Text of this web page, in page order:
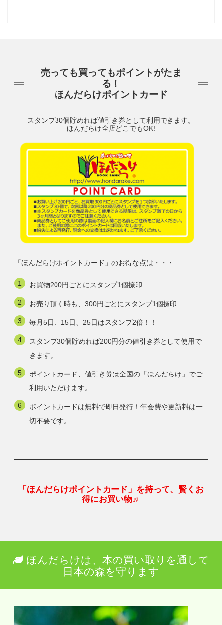
売っても買ってもポイントがたま
る！
ほんだらけポイントカード
スタンプ30個貯めれば値引き券として利用できます。
ほんだらけ全店どこでもOK!
「ほんだらけポイントカード」のお得な点は・・・
お買物200円ごとにスタンプ1個捺印
お売り頂く時も、300円ごとにスタンプ1個捺印
毎月5日、15日、25日はスタンプ2倍！！
スタンプ30個貯めれば200円分の値引き券として使用で
きます。
ポイントカード、値引き券は全国の「ほんだらけ」でご
利用いただけます。
ポイントカードは無料で即日発行！年会費や更新料は一
切不要です。
「ほんだらけポイントカード」を持って、賢くお
得にお買い物♬
ほんだらけは、本の買い取りを通して
日本の森を守ります